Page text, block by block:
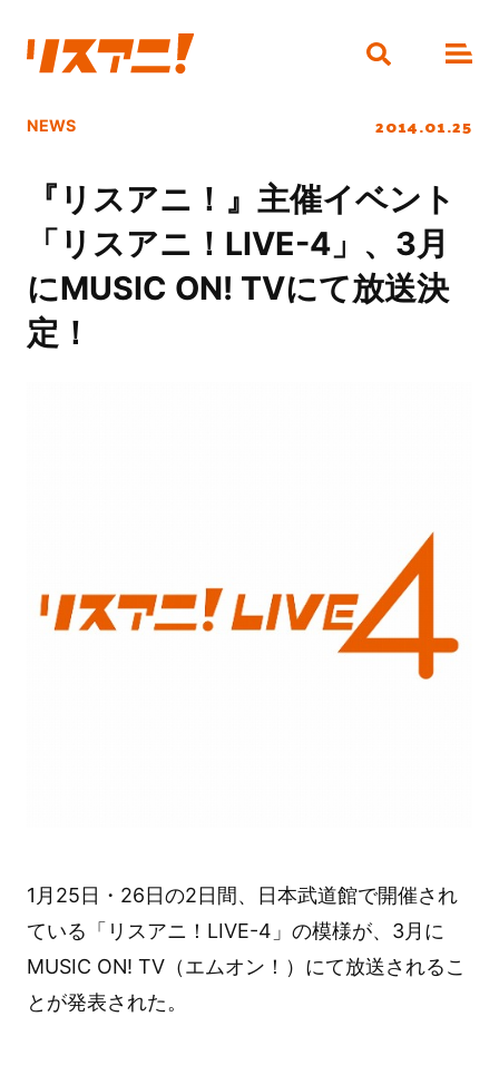
NEWS 2014.01.25
『リスアニ！』主催イベント
「リスアニ！LIVE-4」、3月
にMUSIC ON! TVにて放送決
定！
1月25日・26日の2日間、日本武道館で開催され
ている「リスアニ！LIVE-4」の模様が、3月に
MUSIC ON! TV（エムオン！）にて放送されるこ
とが発表された。